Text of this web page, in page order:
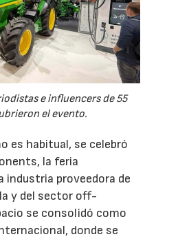
e influencers de 55
el evento.
es habitual, se celebró
la feria
industria proveedora de
y del sector off-
se consolidó como
donde se